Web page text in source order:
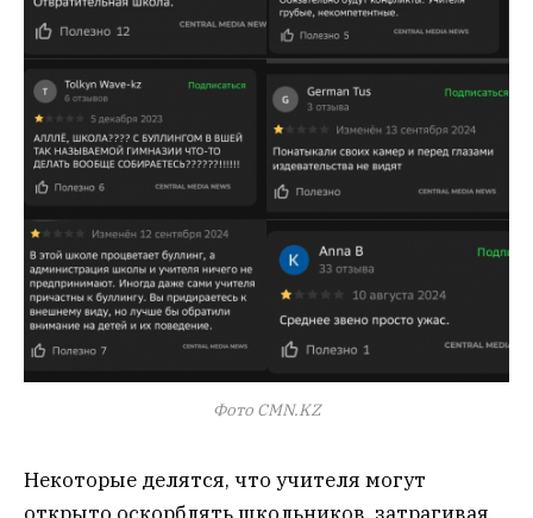
Фото CMN.KZ
Некоторые делятся, что учителя могут